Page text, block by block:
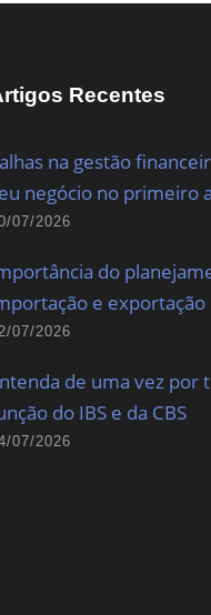
Recentes
na gestão
negócio no primeiro
07/2026
do
e exportação
07/2026
de uma vez por
do IBS e da CBS
07/2026